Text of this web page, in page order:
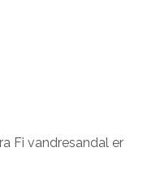
Fi vandresandal er